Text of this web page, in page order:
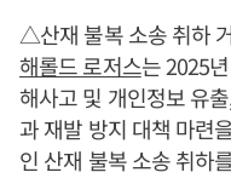
△산재 불복 소송 취하
해롤드 로저스는 2025
해사고 및 개인정보 유
과 재발 방지 대책 마련
인 산재 불복 소송 취하